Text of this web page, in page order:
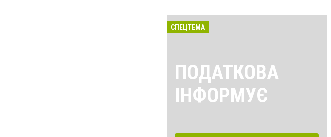
СПЕЦТЕМА
ПОДАТКОВА
ІНФОРМУЄ